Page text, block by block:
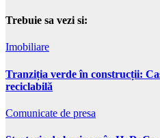
Trebuie sa vezi si:
Imobiliare
Tranziția verde în construcții:
reciclabilă
Comunicate de presa